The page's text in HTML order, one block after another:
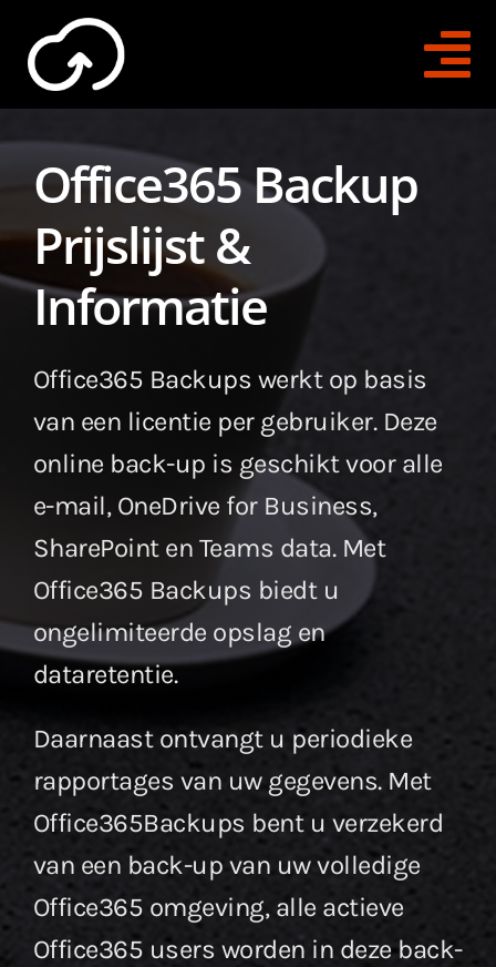
content
Direct Contact
O365 Archiving
Voor Bedrijven
Voor Resellers
Office365 Backup
Prijslijst &
Informatie
Office365 Backups werkt op basis
van een licentie per gebruiker. Deze
online back-up is geschikt voor alle
e-mail, OneDrive for Business,
SharePoint en Teams data. Met
Office365 Backups biedt u
ongelimiteerde opslag en
dataretentie.
Daarnaast ontvangt u periodieke
rapportages van uw gegevens. Met
Office365Backups bent u verzekerd
van een back-up van uw volledige
Office365 omgeving, alle actieve
Office365 users worden in deze back-